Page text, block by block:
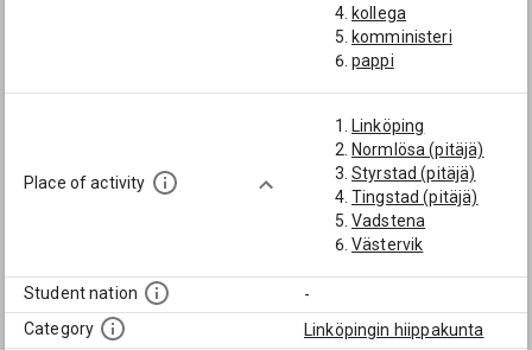
kollega
komministeri
pappi
Place of activity
Linköping
Normlösa (pitäjä)
Styrstad (pitäjä)
Tingstad (pitäjä)
Vadstena
Västervik
Student nation
-
Category
Linköpingin hiippakunta